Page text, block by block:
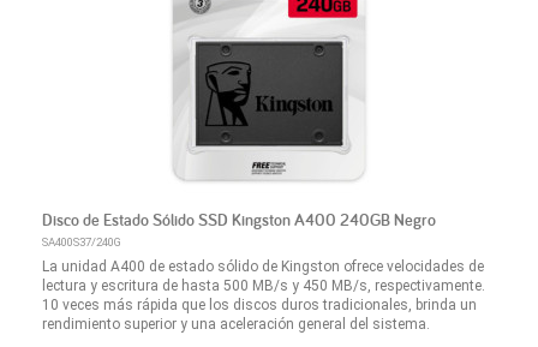
Disco de Estado Sólido SSD Kingston A400 240GB Negro
SA400S37/240G
La unidad A400 de estado sólido de Kingston ofrece velocidades de
lectura y escritura de hasta 500 MB/s y 450 MB/s, respectivamente.
10 veces más rápida que los discos duros tradicionales, brinda un
rendimiento superior y una aceleración general del sistema.